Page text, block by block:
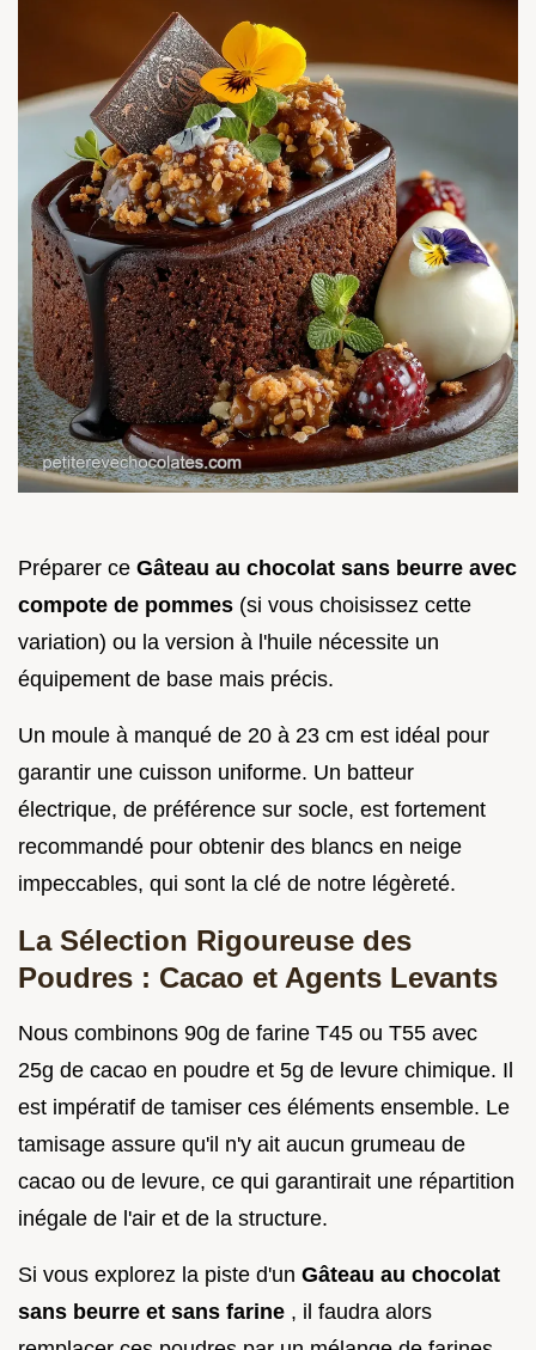
Préparer ce Gâteau au chocolat sans beurre avec
compote de pommes (si vous choisissez cette
variation) ou la version à l'huile nécessite un
équipement de base mais précis.
Un moule à manqué de 20 à 23 cm est idéal pour
garantir une cuisson uniforme. Un batteur
électrique, de préférence sur socle, est fortement
recommandé pour obtenir des blancs en neige
impeccables, qui sont la clé de notre légèreté.
La Sélection Rigoureuse des
Poudres : Cacao et Agents Levants
Nous combinons 90g de farine T45 ou T55 avec
25g de cacao en poudre et 5g de levure chimique. Il
est impératif de tamiser ces éléments ensemble. Le
tamisage assure qu'il n'y ait aucun grumeau de
cacao ou de levure, ce qui garantirait une répartition
inégale de l'air et de la structure.
Si vous explorez la piste d'un Gâteau au chocolat
sans beurre et sans farine , il faudra alors